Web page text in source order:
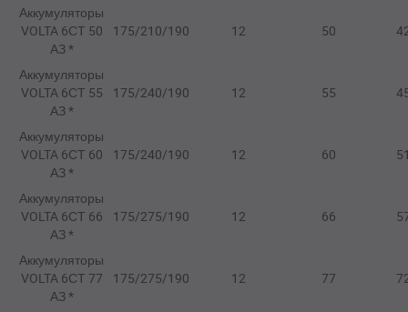
Аккумуляторы
VOLTA 6СТ 50
АЗ *
175/210/190 12 50
Аккумуляторы
VOLTA 6СТ 55
АЗ *
175/240/190 12 55
Аккумуляторы
VOLTA 6СТ 60
АЗ *
175/240/190 12 60
Аккумуляторы
VOLTA 6СТ 66
АЗ *
175/275/190 12 66
Аккумуляторы
VOLTA 6СТ 77
АЗ *
175/275/190 12 77